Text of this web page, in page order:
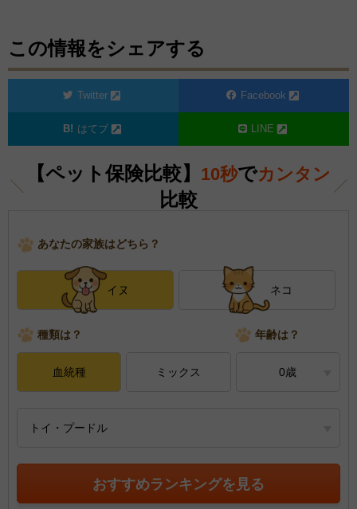
この情報をシェアする
Twitter Facebook
はてブ LINE
【ペット保険比較】 10秒でカンタン
比較
あなたの家族はどちら？
イヌ ネコ
種類は？ 年齢は？
血統種 ミックス 0歳
トイ・プードル
おすすめランキングを見る